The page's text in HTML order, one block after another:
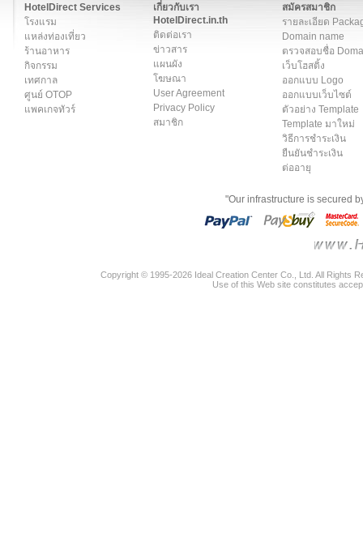
HotelDirect Services
โรงแรม
แหล่งท่องเที่ยว
ร้านอาหาร
กิจกรรม
เทศกาล
ศูนย์ OTOP
แพคเกจทัวร์
เกี่ยวกับเรา
HotelDirect.in.th
ติดต่อเรา
ข่าวสาร
แผนผัง
โฆษณา
User Agreement
Privacy Policy
สมาชิก
สมัครสมาชิก
รายละเอียด
Domain name
ตรวจสอบชื่อ
เว็บโฮสติ้ง
ออกแบบ Logo
ออกแบบเว็บไซต์
ตัวอย่าง Template
Template มาใหม่
วิธีการชำระเงิน
ยืนยันชำระเงิน
ต่ออายุ
"Our infrastructure is secured
Copyright © 1995-2026 Ideal Creation Center Co., Ltd. All Rights
Use of this Web site constitutes